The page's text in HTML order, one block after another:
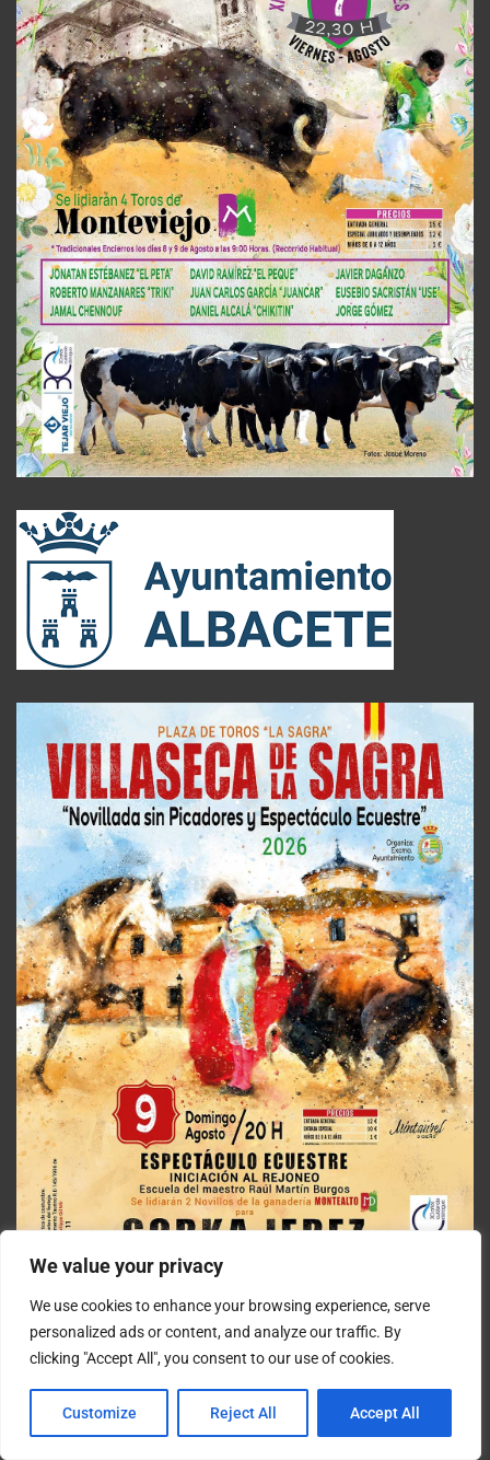
We value your privacy
We use cookies to enhance your browsing experience, serve
personalized ads or content, and analyze our traffic. By
clicking "Accept All", you consent to our use of cookies.
Customize Reject All Accept All